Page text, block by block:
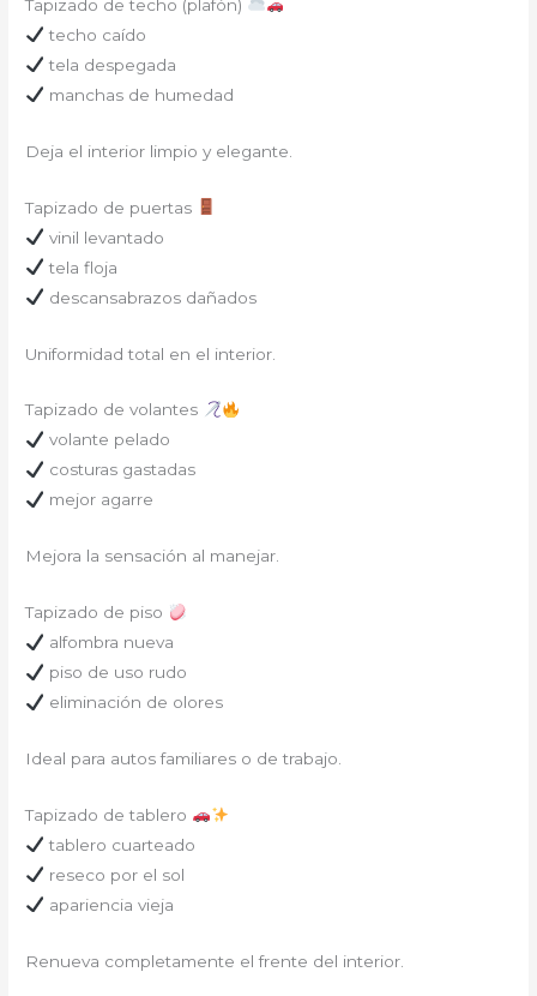
Tapizado de techo (plafón)
techo caído
tela despegada
manchas de humedad
Deja el interior limpio y elegante.
Tapizado de puertas
vinil levantado
tela floja
descansabrazos dañados
Uniformidad total en el interior.
Tapizado de volantes
volante pelado
costuras gastadas
mejor agarre
Mejora la sensación al manejar.
Tapizado de piso
alfombra nueva
piso de uso rudo
eliminación de olores
Ideal para autos familiares o de trabajo.
Tapizado de tablero
tablero cuarteado
reseco por el sol
apariencia vieja
Renueva completamente el frente del interior.